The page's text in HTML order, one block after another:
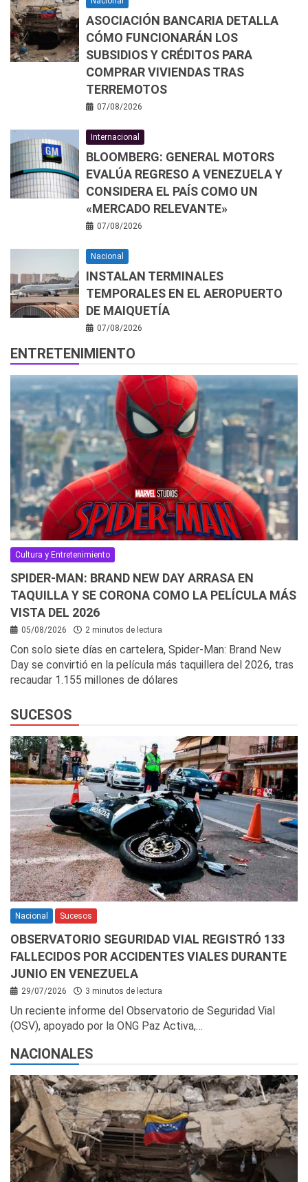
ASOCIACIÓN BANCARIA DETALLA
CÓMO FUNCIONARÁN LOS
SUBSIDIOS Y CRÉDITOS PARA
COMPRAR VIVIENDAS TRAS
TERREMOTOS
07/08/2026
Internacional
BLOOMBERG: GENERAL MOTORS
EVALÚA REGRESO A VENEZUELA Y
CONSIDERA EL PAÍS COMO UN
«MERCADO RELEVANTE»
07/08/2026
Nacional
INSTALAN TERMINALES
TEMPORALES EN EL AEROPUERTO
DE MAIQUETÍA
07/08/2026
ENTRETENIMIENTO
Cultura y Entretenimiento
SPIDER-MAN: BRAND NEW DAY ARRASA EN
TAQUILLA Y SE CORONA COMO LA PELÍCULA MÁS
VISTA DEL 2026
05/08/2026 2 minutos de lectura
Con solo siete días en cartelera, Spider-Man: Brand New
Day se convirtió en la película más taquillera del 2026, tras
recaudar 1.155 millones de dólares
SUCESOS
Nacional Sucesos
OBSERVATORIO SEGURIDAD VIAL REGISTRÓ 133
FALLECIDOS POR ACCIDENTES VIALES DURANTE
JUNIO EN VENEZUELA
29/07/2026 3 minutos de lectura
Un reciente informe del Observatorio de Seguridad Vial
(OSV), apoyado por la ONG Paz Activa,…
NACIONALES